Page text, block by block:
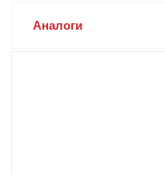
Аналоги